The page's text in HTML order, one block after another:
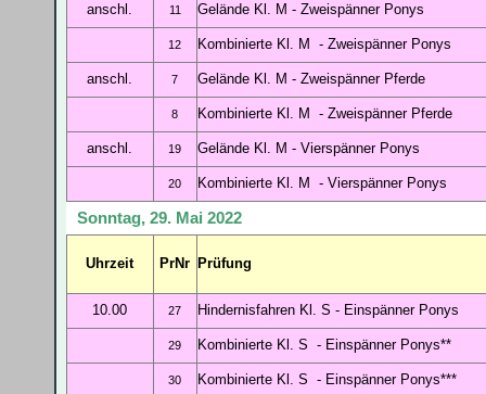
anschl. 11 Gelände Kl. M - Zweispänner Ponys
12 Kombinierte Kl. M - Zweispänner Ponys
anschl. 7 Gelände Kl. M - Zweispänner Pferde
8 Kombinierte Kl. M - Zweispänner Pferde
anschl. 19 Gelände Kl. M - Vierspänner Ponys
20 Kombinierte Kl. M - Vierspänner Ponys
Sonntag, 29. Mai 2022
Uhrzeit PrNr Prüfung
10.00 27 Hindernisfahren Kl. S - Einspänner Ponys
29 Kombinierte Kl. S - Einspänner Ponys**
30 Kombinierte Kl. S - Einspänner Ponys***